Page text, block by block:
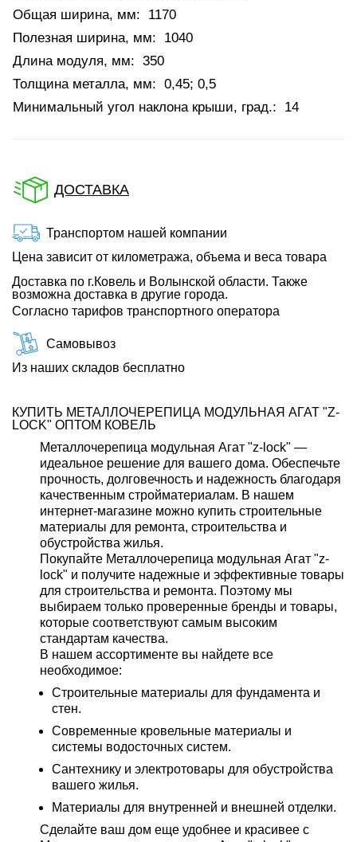
Общая ширина, мм:
1170
Полезная ширина, мм:
1040
Длина модуля, мм: 350
Толщина металла, мм: 0,45; 0,5
Минимальный угол наклона крыши, град.:
14
ДОСТАВКА
Транспортом нашей компании
Цена зависит от километража, объема и веса товара
Доставка по г.Ковель и Волынской области. Также
возможна доставка в другие города.
Согласно тарифов транспортного оператора
Самовывоз
Из наших складов бесплатно
КУПИТЬ МЕТАЛЛОЧЕРЕПИЦА МОДУЛЬНАЯ АГАТ "Z-
LOCK" ОПТОМ КОВЕЛЬ
Металлочерепица модульная Агат "z-lock" —
идеальное решение для вашего дома. Обеспечьте
прочность, долговечность и надежность благодаря
качественным стройматериалам. В нашем
интернет-магазине можно купить строительные
материалы для ремонта, строительства и
обустройства жилья.
Покупайте Металлочерепица модульная Агат "z-
lock" и получите надежные и эффективные товары
для строительства и ремонта. Поэтому мы
выбираем только проверенные бренды и товары,
которые соответствуют самым высоким
стандартам качества.
В нашем ассортименте вы найдете все
необходимое:
Строительные материалы для фундамента и
стен.
Современные кровельные материалы и
системы водосточных систем.
Сантехнику и электротовары для обустройства
вашего жилья.
Материалы для внутренней и внешней отделки.
Сделайте ваш дом еще удобнее и красивее с